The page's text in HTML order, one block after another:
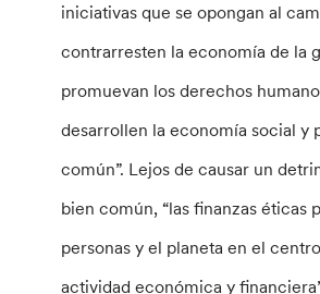
iniciativas que se opongan al
contrarresten la economía de la
promuevan los derechos
desarrollen la economía social y
común”. Lejos de causar un
bien común, “las finanzas éticas
personas y el planeta en el
actividad económica y